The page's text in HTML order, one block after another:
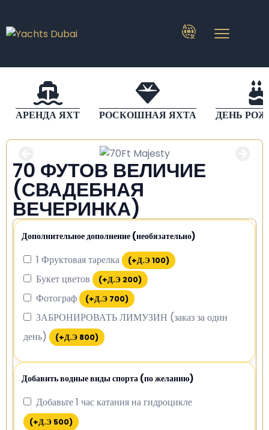
АРЕНДА ЯХТ РОСКОШНАЯ ЯХТА ДЕНЬ
70 ФУТОВ ВЕЛИЧИЕ
(СВАДЕБНАЯ
ВЕЧЕРИНКА)
Дополнительное дополнение (необязательно)
1 Фруктовая тарелка (+Д.Э100)
Букет цветов (+Д.Э 200)
Фотограф (+Д.Э 700)
ЗАБРОНИРОВАТЬ ЛИМУЗИН (заказ за один
день)
(+Д.Э 800)
Добавить водные виды спорта (по желанию)
Добавьте 1 час катания на гидроцикле
(+Д.Э 500)